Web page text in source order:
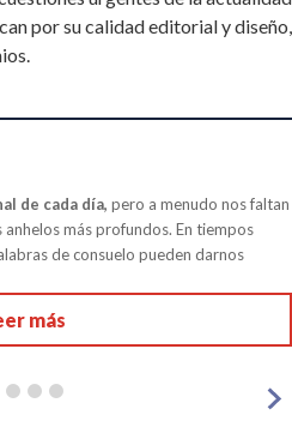
por su calidad editorial y diseño,
de cada día, pero a menudo nos faltan
más profundos. En tiempos
de consuelo pueden darnos
más